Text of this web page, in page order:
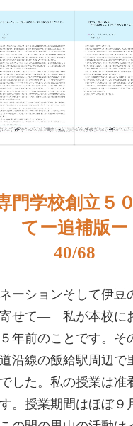
門学校創立５
てー追補版ー
40/68
ーションそして伊
せて― 私が本校に
年前のことです。そ
沿線の飯給駅周辺で
した。私の授業は准
。授業期間はほぼ９